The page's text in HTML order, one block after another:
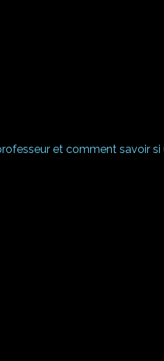
et comment savoir